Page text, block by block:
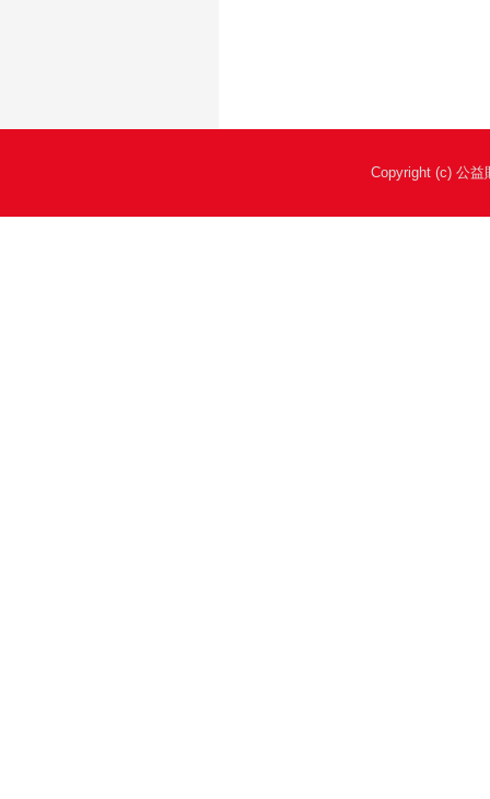
Copyright (c) 公益